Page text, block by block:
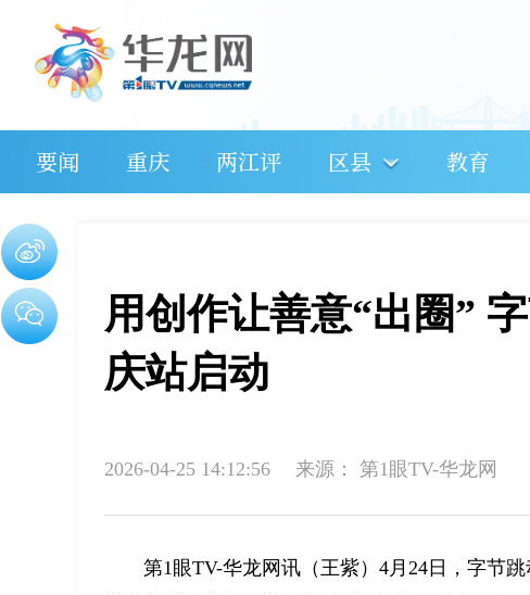
要闻 重庆 两江评 区县 教育
用创作让善意“出圈”
庆站启动
2026-04-25 14:12:56 来源： 第1眼TV-华龙网
第1眼TV-华龙网讯（王紫）4月24日，字节